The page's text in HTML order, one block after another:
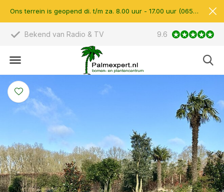
Scherpe prijzen & eigen import 14.000 m2
9.6
Ons terrein is geopend di. t/m za. 8.00 uur - 17.00 uur (0657510597)